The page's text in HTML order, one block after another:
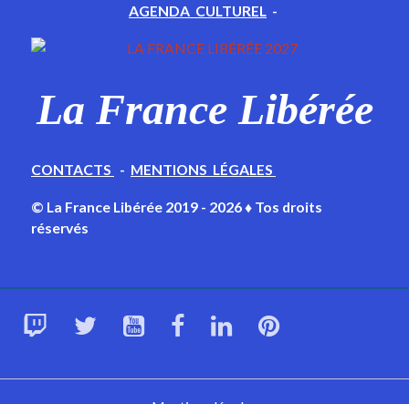
AGENDA CULTUREL -
La France Libérée
CONTACTS - MENTIONS LÉGALES
© La France Libérée 2019 - 2026 ♦ Tos droits
réservés